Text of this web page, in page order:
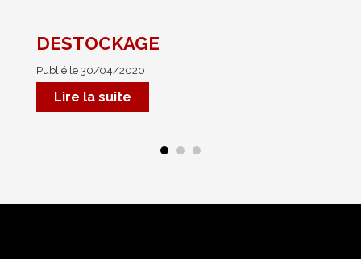
DESTOCKAGE
Publié le 30/04/2020
Lire la suite